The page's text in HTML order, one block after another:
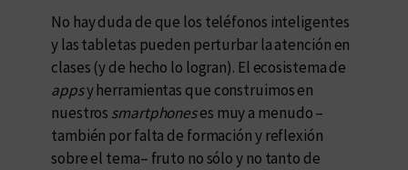
No hay duda de que los teléfonos inteligentes
y las tabletas pueden perturbar la atención en
clases (y de hecho lo logran). El ecosistema de
appsy herramientas que construimos en
nuestros smartphoneses muy a menudo –
también por falta de formación y reflexión
sobre el tema– fruto no sólo y no tanto de